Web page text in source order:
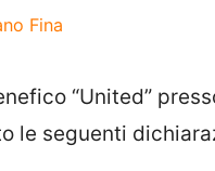
Fina
“United”
le seguenti